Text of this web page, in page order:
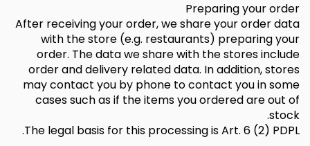
Preparing your order
After receiving your order, we share your order data
with the store (e.g. restaurants) preparing your
order. The data we share with the stores include
order and delivery related data. In addition, stores
may contact you by phone to contact you in some
cases such as if the items you ordered are out of
stock.
The legal basis for this processing is Art. 6 (2) PDPL.